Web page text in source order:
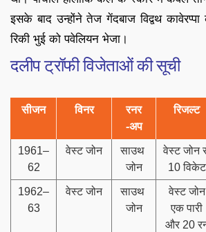
इसके बाद उन्होंने तेज गेंदबाज विद्वथ
रिकी भुई को पवेलियन भेजा।
दलीप ट्रॉफी विजेताओं की सूची
सीजन विनर
रनर
-अप
रिजल्ट
1961–
62
वेस्ट जोन
साउथ
जोन
वेस्ट जोन
10 विकेट
1962–
63
वेस्ट जोन
साउथ
जोन
वेस्ट जोन
एक पारी
और 20